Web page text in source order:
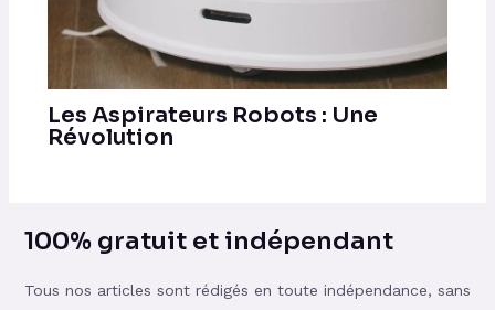
Les Aspirateurs Robots : Une
Révolution
100% gratuit et indépendant
Tous nos articles sont rédigés en toute indépendance, sans